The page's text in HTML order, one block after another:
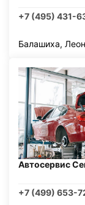
+7 (495) 431-
Балашиха,
Автосервис
+7 (499) 653-